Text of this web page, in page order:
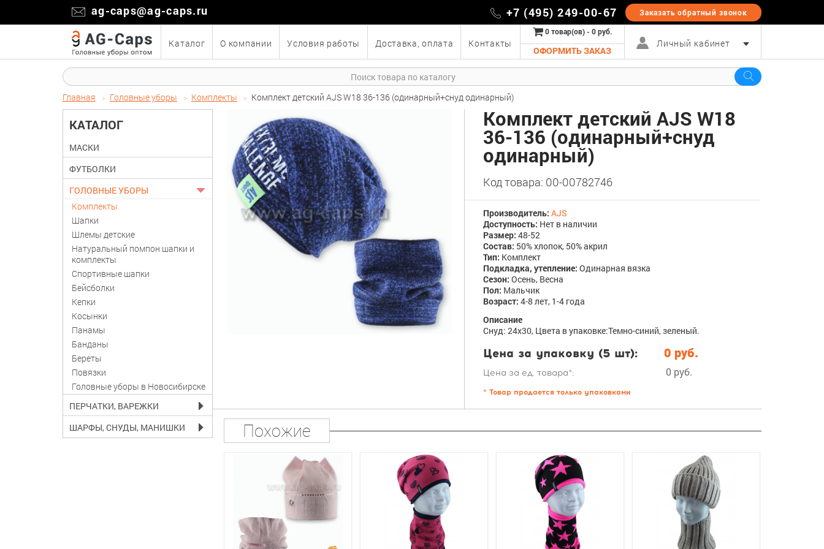
ag-caps@ag-caps.ru +7 (495) 249-00-67 Заказать обратный звонок
Каталог О компании Условия работы Доставка, оплата Контакты
0 товар(ов) - 0 руб.
ОФОРМИТЬ ЗАКАЗ
Личный кабинет
Главная Головные уборы Комплекты Комплект детский AJS W18 36-136 (одинарный+снуд одинарный)
КАТАЛОГ
МАСКИ
ФУТБОЛКИ
ГОЛОВНЫЕ УБОРЫ
Комплекты
Шапки
Шлемы детские
Натуральный помпон шапки и
комплекты
Спортивные шапки
Бейсболки
Кепки
Косынки
Панамы
Банданы
Береты
Повязки
Головные уборы в Новосибирске
ПЕРЧАТКИ, ВАРЕЖКИ
ШАРФЫ, СНУДЫ, МАНИШКИ
Комплект детский AJS W18
36-136 (одинарный+снуд
одинарный)
Код товара: 00-00782746
Производитель: AJS
Доступность: Нет в наличии
Размер: 48-52
Состав: 50% хлопок, 50% акрил
Тип: Комплект
Подкладка, утепление: Одинарная вязка
Сезон: Осень, Весна
Пол: Мальчик
Возраст: 4-8 лет, 1-4 года
Описание
Снуд: 24х30, Цвета в упаковке:Темно-синий, зеленый.
Цена за упаковку (5 шт): 0 руб.
Цена за ед. товара*: 0 руб.
* Товар продается только упаковками
Похожие